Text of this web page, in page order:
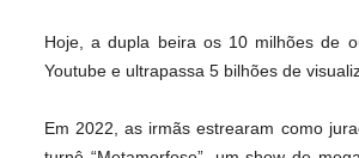
Hoje, a dupla beira os 10 milhões de
Youtube e ultrapassa 5 bilhões de
Em 2022, as irmãs estrearam como